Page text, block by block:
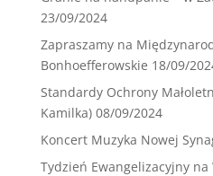
23/09/2024
Zapraszamy na
Bonhoefferowskie 18/09/
Standardy Ochrony
Kamilka) 08/09/2024
Koncert Muzyka Nowej
Tydzień Ewangelizacyjny